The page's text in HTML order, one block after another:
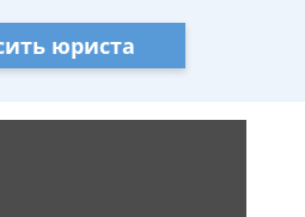
юриста